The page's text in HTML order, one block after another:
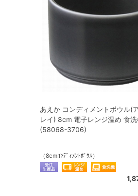
あえか コンディメントボウル(
レイ) 8cm 電子レンジ温め 食
(58068-3706)
（8cmｺﾝﾃﾞｨﾒﾝﾄﾎﾞｳﾙ）